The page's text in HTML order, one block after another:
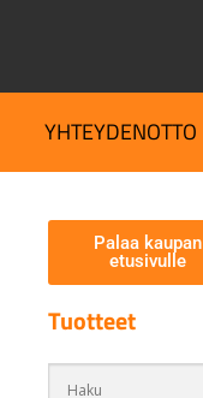
YHTEYDENOTTO
Palaa kaupan
etusivulle
Tuotteet